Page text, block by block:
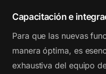
Capacitación e
Para que las nuevas
manera óptima, es
exhaustiva del equipo